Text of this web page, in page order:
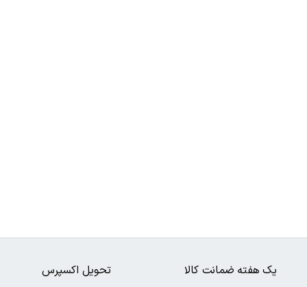
تحویل اکسپرس یک هفته ضمانت کالا